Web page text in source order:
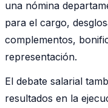
una nómina
para el cargo,
complementos,
representación.
El debate salarial
resultados en la